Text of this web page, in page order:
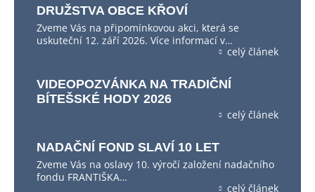
DRUŽSTVA OBCE KŘOVÍ
Zveme Vás na připomínkovou akci, která se
uskuteční 12. září 2026. Více informací v…
celý článek
VIDEOPOZVÁNKA NA TRADIČNÍ
BÍTEŠSKÉ HODY 2026
celý článek
NADAČNÍ FOND SLAVÍ 10 LET
Zveme Vás na oslavy 10. výročí založení nadačního
fondu FRANTIŠKA…
celý článek